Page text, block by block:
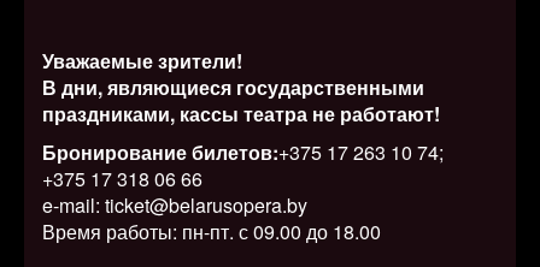
Уважаемые зрители!
В дни, являющиеся государственными
праздниками, кассы театра не работают!
Бронирование билетов:+375 17 263 10 74;
+375 17 318 06 66
e-mail: ticket@belarusopera.by
Время работы: пн-пт. с 09.00 до 18.00